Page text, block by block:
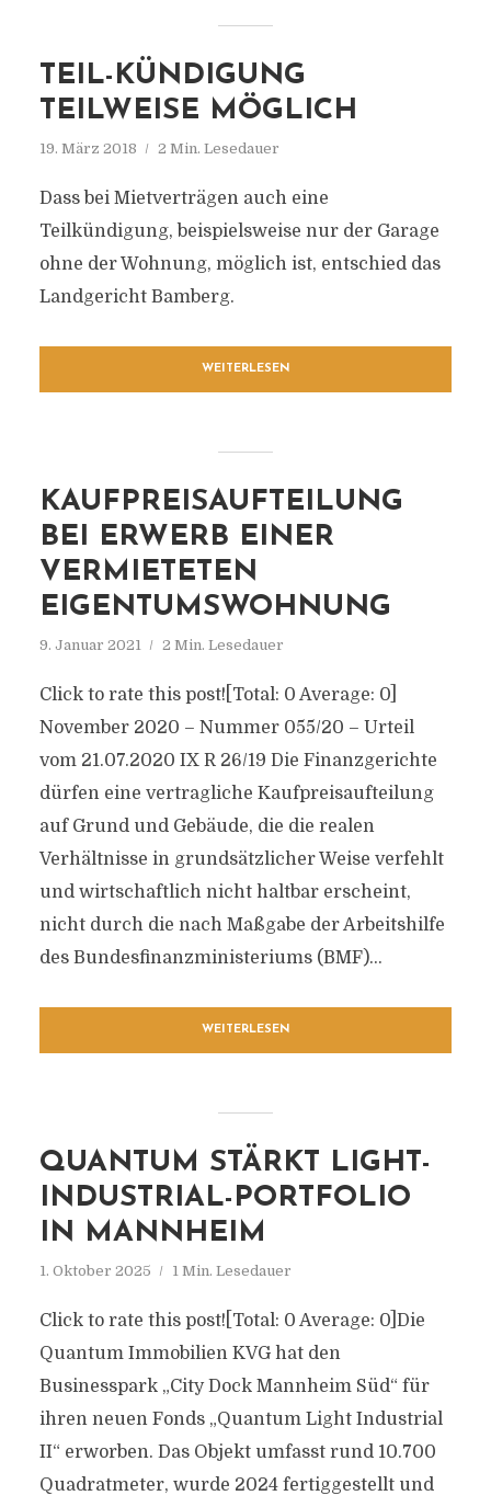
TEIL-KÜNDIGUNG
TEILWEISE MÖGLICH
19. März 2018 2 Min. Lesedauer
Dass bei Mietverträgen auch eine
Teilkündigung, beispielsweise nur der Garage
ohne der Wohnung, möglich ist, entschied das
Landgericht Bamberg.
WEITERLESEN
KAUFPREISAUFTEILUNG
BEI ERWERB EINER
VERMIETETEN
EIGENTUMSWOHNUNG
9. Januar 2021 2 Min. Lesedauer
Click to rate this post![Total: 0 Average: 0]
November 2020 – Nummer 055/20 – Urteil
vom 21.07.2020 IX R 26/19 Die Finanzgerichte
dürfen eine vertragliche Kaufpreisaufteilung
auf Grund und Gebäude, die die realen
Verhältnisse in grundsätzlicher Weise verfehlt
und wirtschaftlich nicht haltbar erscheint,
nicht durch die nach Maßgabe der Arbeitshilfe
des Bundesfinanzministeriums (BMF)...
WEITERLESEN
QUANTUM STÄRKT LIGHT-
INDUSTRIAL-PORTFOLIO
IN MANNHEIM
1. Oktober 2025 1 Min. Lesedauer
Click to rate this post![Total: 0 Average: 0]Die
Quantum Immobilien KVG hat den
Businesspark „City Dock Mannheim Süd“ für
ihren neuen Fonds „Quantum Light Industrial
II“ erworben. Das Objekt umfasst rund 10.700
Quadratmeter, wurde 2024 fertiggestellt und